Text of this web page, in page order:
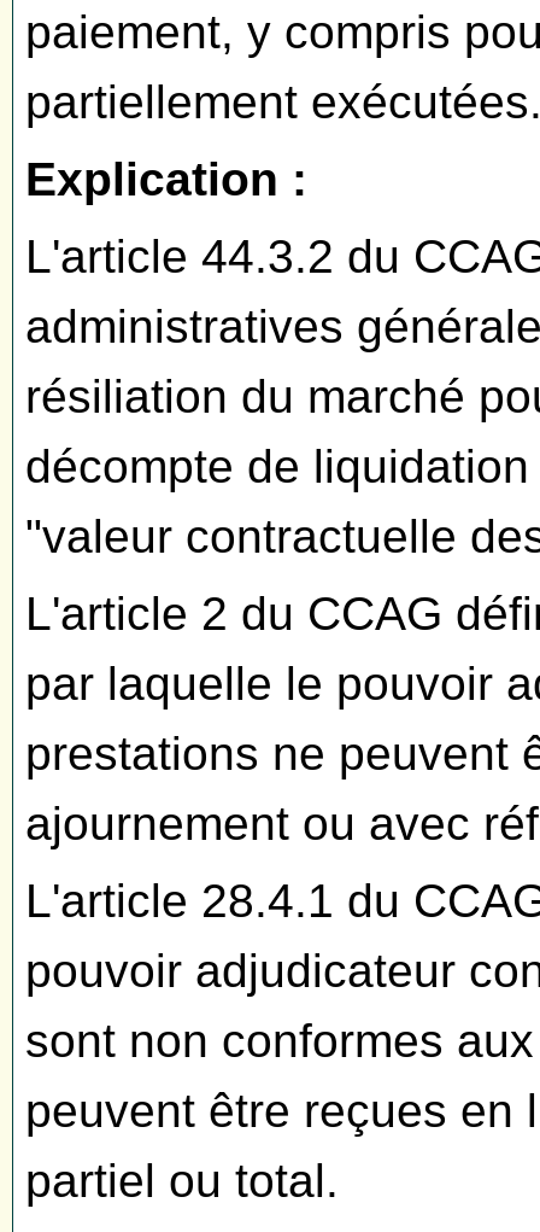
paiement, y compris
partiellement
Explication :
L'article 44.3.2 du
administratives
résiliation du marché
décompte de
"valeur contractuelle
L'article 2 du CCAG
par laquelle le pouvoir
prestations ne peuvent
ajournement ou avec
L'article 28.4.1 du
pouvoir adjudicateur
sont non conformes
peuvent être reçues en
partiel ou total.